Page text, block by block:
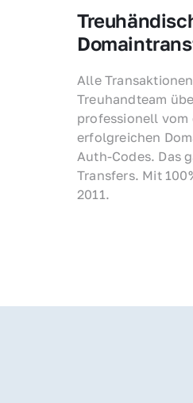
Alle
Treuhandteam
professionell vom
erfolgreichen
Auth-Codes. Das
Transfers. Mit
2011.